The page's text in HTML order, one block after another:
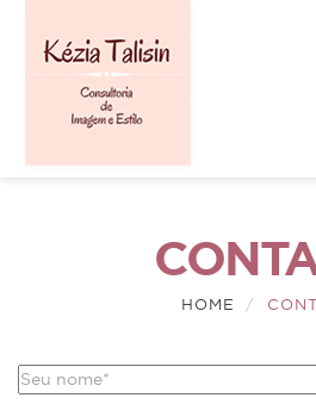
HOME